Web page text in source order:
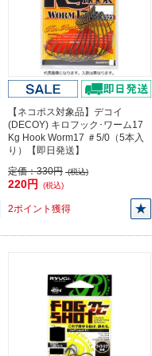
【ネコポス対象品】デコイ
(DECOY) キロフック･ワーム17
Kg Hook Worm17 ＃5/0（5本入
り）【即日発送】
定価：330円 (税込)
220円 (税込)
2ポイント獲得